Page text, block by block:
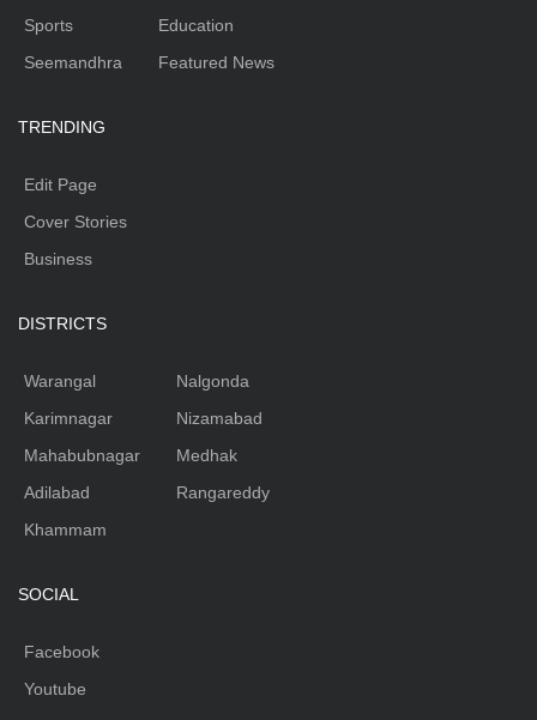
Sports
Seemandhra
Education
Featured News
TRENDING
Edit Page
Cover Stories
Business
DISTRICTS
Warangal
Karimnagar
Mahabubnagar
Adilabad
Khammam
Nalgonda
Nizamabad
Medhak
Rangareddy
SOCIAL
Facebook
Youtube